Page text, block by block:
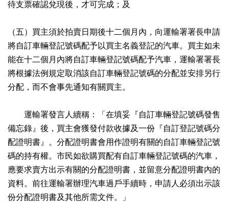
待支票確認兌現後，才可完成；及
（五）買主須於拍賣日期後十二個月內，向運輸署署長申請
將自訂車輛登記號碼配予以買主名義登記的汽車。買主如未
能在十二個月內將自訂車輛登記號碼配予汽車，運輸署署長
將根據法例規定取消該自訂車輛登記號碼的分配並安排另行
分配，而不會事先通知有關買主。
運輸署發言人續稱：「在填妥『自訂車輛登記號碼發售
備忘錄』後，買主會獲發付款收據及一份『自訂登記號碼分
配證明書』。分配證明書會用作證明有關的自訂車輛登記號
碼的持有權。市民如欲購買配有自訂車輛登記號碼的汽車，
應要求賣方出示有關的分配證明書，並留意分配證明書內的
資料。前往運輸署辦理汽車過戶手續時，申請人必須出示該
份分配證明書及其他所需文件。」